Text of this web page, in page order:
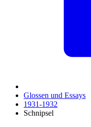
Glossen und Essays
1931-1932
Schnipsel